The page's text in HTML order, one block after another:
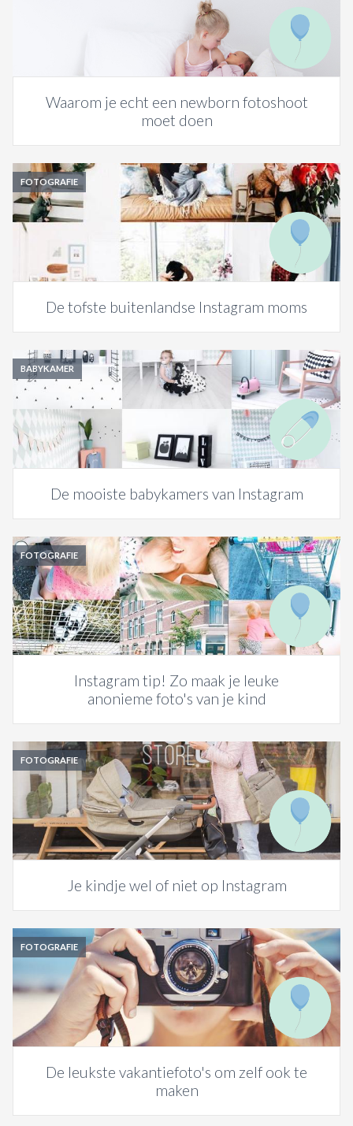
Waarom je echt een newborn fotoshoot
moet doen
FOTOGRAFIE
De tofste buitenlandse Instagram moms
BABYKAMER
De mooiste babykamers van Instagram
FOTOGRAFIE
Instagram tip! Zo maak je leuke
anonieme foto's van je kind
FOTOGRAFIE
Je kindje wel of niet op Instagram
FOTOGRAFIE
De leukste vakantiefoto's om zelf ook te
maken